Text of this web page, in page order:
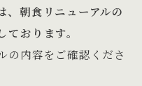
、朝食リニューアルの
おります。
の内容をご確認くださ